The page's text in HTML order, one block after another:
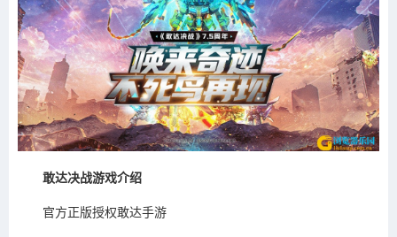
敢达决战游戏介绍
官方正版授权敢达手游